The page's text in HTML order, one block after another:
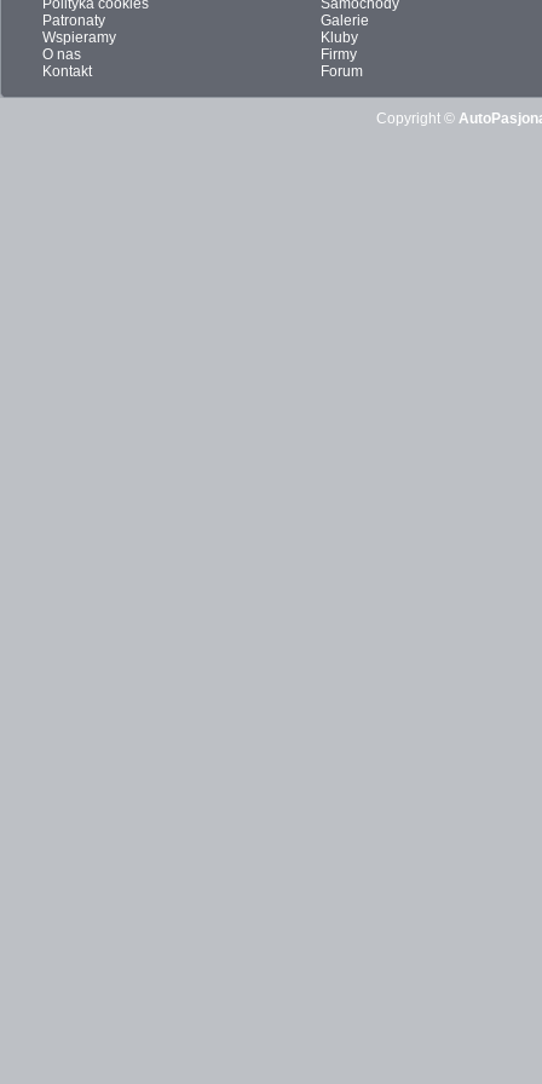
Polityka cookies
Patronaty
Wspieramy
O nas
Kontakt
Samochody
Galerie
Kluby
Firmy
Forum
Copyright ©